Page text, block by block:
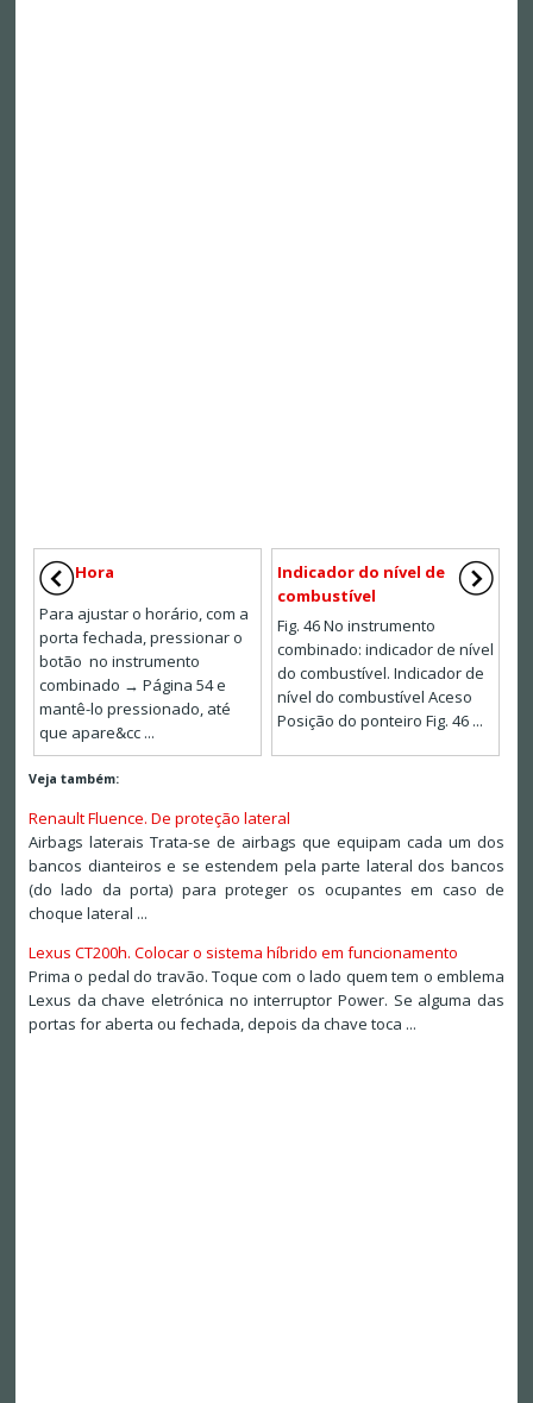
Hora
Para ajustar o horário, com a
porta fechada, pressionar o
botão no instrumento
combinado → Página 54 e
mantê-lo pressionado, até
que apare&cc ...
Indicador do nível de
combustível
Fig. 46 No instrumento
combinado: indicador de nível
do combustível. Indicador de
nível do combustível Aceso
Posição do ponteiro Fig. 46 ...
Veja também:
Renault Fluence. De proteção lateral
Airbags laterais Trata-se de airbags que equipam cada um dos
bancos dianteiros e se estendem pela parte lateral dos bancos
(do lado da porta) para proteger os ocupantes em caso de
choque lateral ...
Lexus CT200h. Colocar o sistema híbrido em funcionamento
Prima o pedal do travão. Toque com o lado quem tem o emblema
Lexus da chave eletrónica no interruptor Power. Se alguma das
portas for aberta ou fechada, depois da chave toca ...